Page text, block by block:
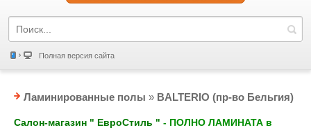
Полная версия сайта
Ламинированные полы » BALTERIO (пр-во Бельгия)
Салон-магазин " ЕвроСтиль " - ПОЛНО ЛАМИНАТА в